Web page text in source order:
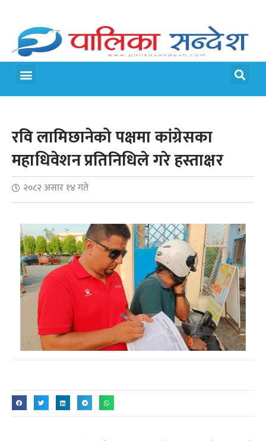
रवि लामिछानेको पक्षमा कांग्रेसका
महाधिवेशन प्रतिनिधिले गरे हस्ताक्षर
२०८२ असार १४ गते